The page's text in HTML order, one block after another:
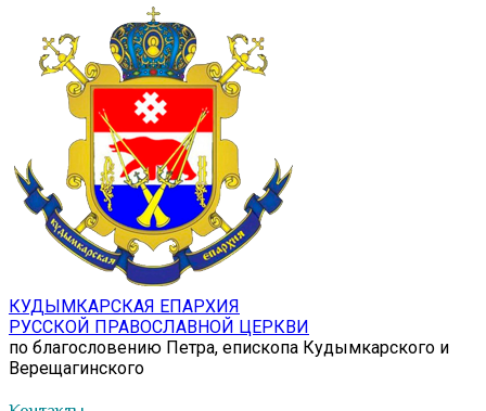
КУДЫМКАРСКАЯ ЕПАРХИЯ
РУССКОЙ ПРАВОСЛАВНОЙ ЦЕРКВИ
по благословению Петра, епископа Кудымкарского и
Верещагинского